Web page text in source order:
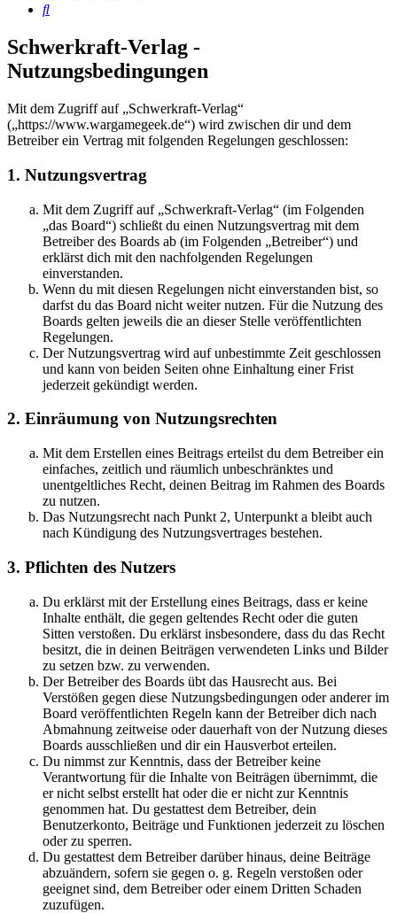
Suche
Schwerkraft-Verlag -
Nutzungsbedingungen
Mit dem Zugriff auf „Schwerkraft-Verlag“
(„https://www.wargamegeek.de“) wird zwischen dir und dem
Betreiber ein Vertrag mit folgenden Regelungen geschlossen:
1. Nutzungsvertrag
Mit dem Zugriff auf „Schwerkraft-Verlag“ (im Folgenden
„das Board“) schließt du einen Nutzungsvertrag mit dem
Betreiber des Boards ab (im Folgenden „Betreiber“) und
erklärst dich mit den nachfolgenden Regelungen
einverstanden.
Wenn du mit diesen Regelungen nicht einverstanden bist, so
darfst du das Board nicht weiter nutzen. Für die Nutzung des
Boards gelten jeweils die an dieser Stelle veröffentlichten
Regelungen.
Der Nutzungsvertrag wird auf unbestimmte Zeit geschlossen
und kann von beiden Seiten ohne Einhaltung einer Frist
jederzeit gekündigt werden.
2. Einräumung von Nutzungsrechten
Mit dem Erstellen eines Beitrags erteilst du dem Betreiber ein
einfaches, zeitlich und räumlich unbeschränktes und
unentgeltliches Recht, deinen Beitrag im Rahmen des Boards
zu nutzen.
Das Nutzungsrecht nach Punkt 2, Unterpunkt a bleibt auch
nach Kündigung des Nutzungsvertrages bestehen.
3. Pflichten des Nutzers
Du erklärst mit der Erstellung eines Beitrags, dass er keine
Inhalte enthält, die gegen geltendes Recht oder die guten
Sitten verstoßen. Du erklärst insbesondere, dass du das Recht
besitzt, die in deinen Beiträgen verwendeten Links und Bilder
zu setzen bzw. zu verwenden.
Der Betreiber des Boards übt das Hausrecht aus. Bei
Verstößen gegen diese Nutzungsbedingungen oder anderer im
Board veröffentlichten Regeln kann der Betreiber dich nach
Abmahnung zeitweise oder dauerhaft von der Nutzung dieses
Boards ausschließen und dir ein Hausverbot erteilen.
Du nimmst zur Kenntnis, dass der Betreiber keine
Verantwortung für die Inhalte von Beiträgen übernimmt, die
er nicht selbst erstellt hat oder die er nicht zur Kenntnis
genommen hat. Du gestattest dem Betreiber, dein
Benutzerkonto, Beiträge und Funktionen jederzeit zu löschen
oder zu sperren.
Du gestattest dem Betreiber darüber hinaus, deine Beiträge
abzuändern, sofern sie gegen o. g. Regeln verstoßen oder
geeignet sind, dem Betreiber oder einem Dritten Schaden
zuzufügen.